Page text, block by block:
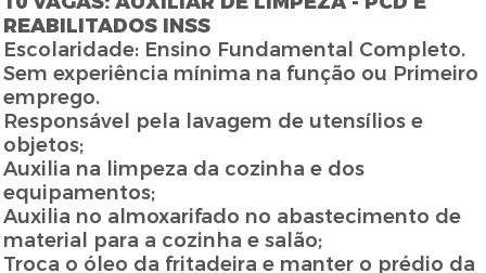
REABILITADOS INSS
Escolaridade: Ensino Fundamental Completo.
Sem experiência mínima na função ou Primeiro
emprego.
Responsável pela lavagem de utensílios e
objetos;
Auxilia na limpeza da cozinha e dos
equipamentos;
Auxilia no almoxarifado no abastecimento de
material para a cozinha e salão;
Troca o óleo da fritadeira e manter o prédio da